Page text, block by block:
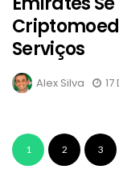
Serviços
Alex Silva
1 2 3